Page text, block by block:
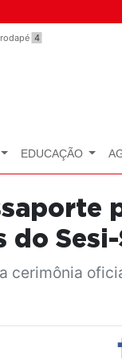
4
EDUCAÇÃO
do